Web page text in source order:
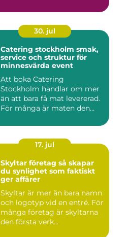
30. jul
Catering stockholm smak,
service och struktur för
minnesvärda event
Att boka Catering
Stockholm handlar om mer
än att bara få mat levererad.
För många är maten den
17. jul
Skyltar företag så skapar
du synlighet som faktiskt
ger affärer
Skyltar är mer än bara namn
och logotyp vid en entré. För
många företag är skyltarna
den första verk...